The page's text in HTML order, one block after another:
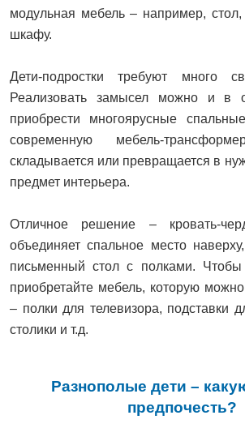
модульная мебель – например,
шкафу.
Дети-подростки требуют много
Реализовать замысел можно и в
приобрести многоярусные
современную мебель-
складывается или превращается в
предмет интерьера.
Отличное решение – кровать-
объединяет спальное место
письменный стол с полками. Чтобы
приобретайте мебель, которую
– полки для телевизора, подставки
столики и т.д.
Разнополые дети –
предпочесть?